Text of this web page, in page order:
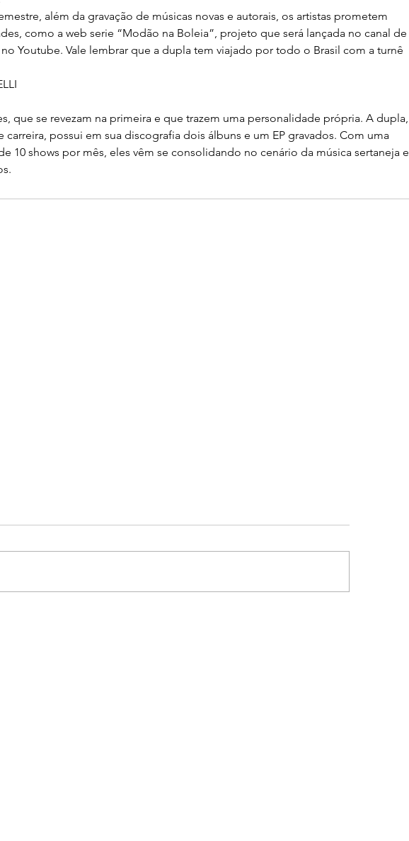
além da gravação de músicas novas e autorais, os artistas prometem
como a web serie “Modão na Boleia”, projeto que será lançada no canal de
Youtube. Vale lembrar que a dupla tem viajado por todo o Brasil com a turnê
que se revezam na primeira e que trazem uma personalidade própria. A dupla,
carreira, possui em sua discografia dois álbuns e um EP gravados. Com uma
10 shows por mês, eles vêm se consolidando no cenário da música sertaneja e